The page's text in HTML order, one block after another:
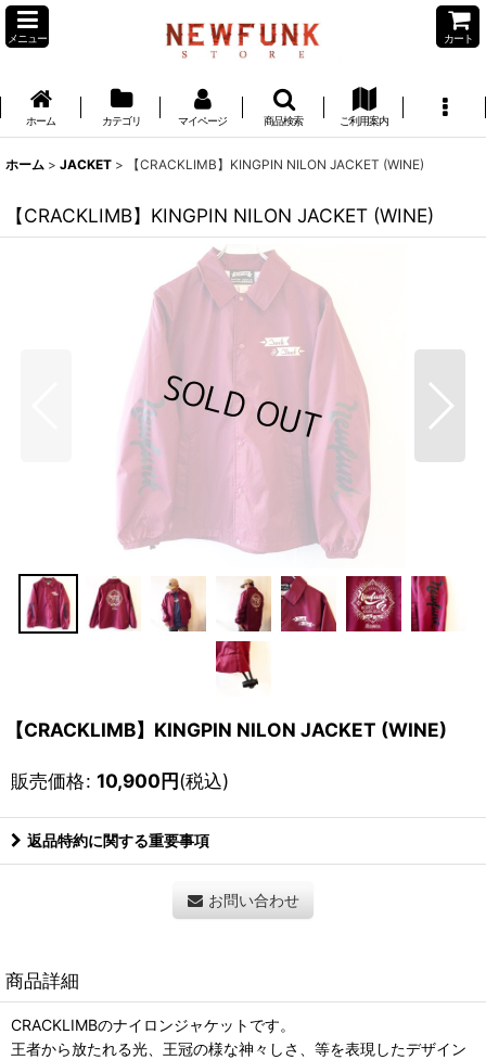
メニュー カート
ホーム カテゴリ マイページ 商品検索 ご利用案内
ホーム > JACKET > 【CRACKLIMB】KINGPIN NILON JACKET (WINE)
【CRACKLIMB】KINGPIN NILON JACKET (WINE)
【CRACKLIMB】KINGPIN NILON JACKET (WINE)
販売価格: 10,900円(税込)
返品特約に関する重要事項
お問い合わせ
商品詳細
CRACKLIMBのナイロンジャケットです。
王者から放たれる光、王冠の様な神々しさ、等を表現したデザイン